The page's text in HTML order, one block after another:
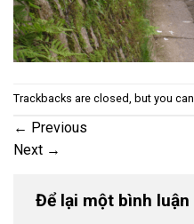
Trackbacks are closed, but you can
← Previous
Next →
Để lại một bình luận